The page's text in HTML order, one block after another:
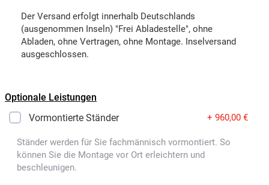
Der Versand erfolgt innerhalb Deutschlands
(ausgenommen Inseln) "Frei Abladestelle", ohne
Abladen, ohne Vertragen, ohne Montage. Inselversand
ausgeschlossen.
Optionale Leistungen
Vormontierte Ständer
+ 960,00 €
Ständer werden für Sie fachmännisch vormontiert. So
können Sie die Montage vor Ort erleichtern und
beschleunigen.